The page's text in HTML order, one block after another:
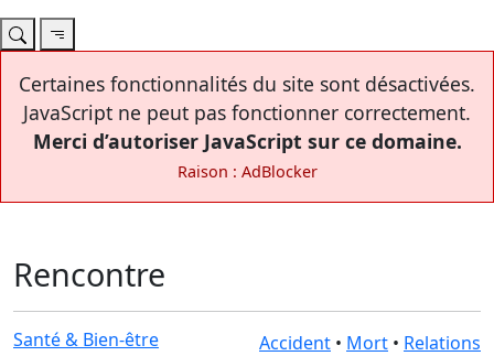
Certaines fonctionnalités du site sont désactivées.
JavaScript ne peut pas fonctionner correctement.
Merci d’autoriser JavaScript sur ce domaine.
Raison : AdBlocker
Rencontre
Santé & Bien-être Accident • Mort • Relations